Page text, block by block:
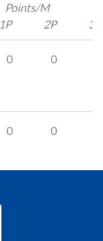
Points/M
1P 2P 3P
0 0
0 0